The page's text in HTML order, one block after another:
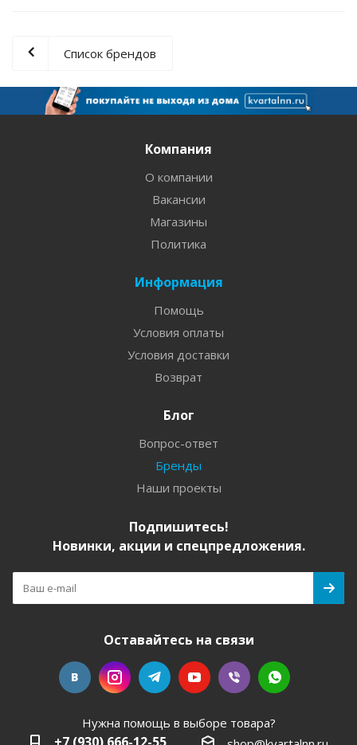
Список брендов
Компания
О компании
Вакансии
Магазины
Политика
Информация
Помощь
Условия оплаты
Условия доставки
Возврат
Блог
Вопрос-ответ
Бренды
Наши проекты
Подпишитесь!
Новинки, акции и спецпредложения.
Оставайтесь на связи
Нужна помощь в выборе товара?